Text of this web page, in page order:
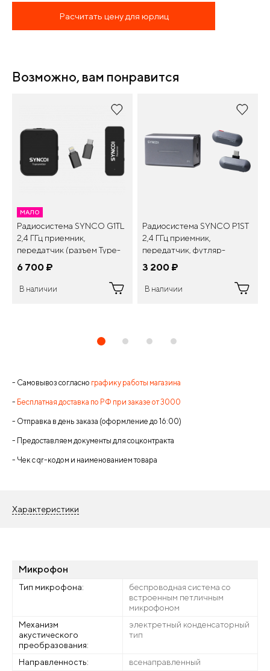
Расчитать цену для юрлиц
Возможно, вам понравится
МАЛО
Радиосистема SYNCO G1TL
2,4 ГГц приемник,
передатчик (разъем Type-
C/Lightning)
6 700 ¤
В наличии
Радиосистема SYNCO P1ST
2,4 ГГц приемник,
передатчик, футляр-
зарядка (разъем Type-C)
3 200 ¤
В наличии
- Самовывоз согласно графику работы магазина
- Бесплатная доставка по РФ при заказе от 3000
- Отправка в день заказа (оформление до 16:00)
- Предоставляем документы для соцконтракта
- Чек с qr-кодом и наименованием товара
Характеристики
Микрофон
Тип микрофона:
беспроводная система со
встроенным петличным
микрофоном
Механизм
акустического
преобразования:
электретный конденсаторный
тип
Направленность:
всенаправленный